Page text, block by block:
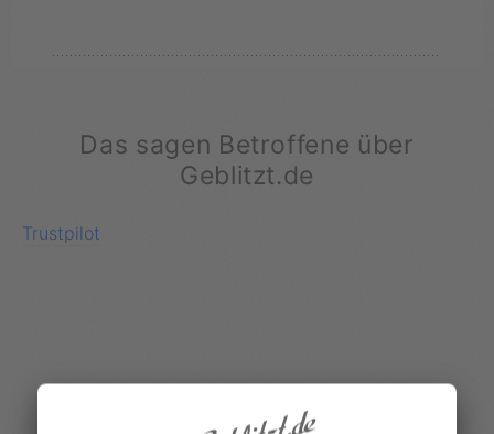
Das sagen Betroffene über
Geblitzt.de
Trustpilot